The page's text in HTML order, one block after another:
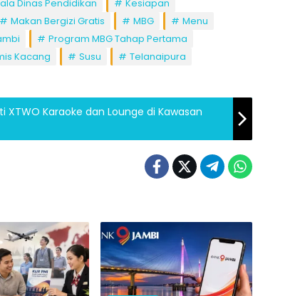
Dinas Pendidikan
Kesiapan
Makan Bergizi Gratis MBG
Menu
Program MBG Tahap Pertama
Kacang Susu
Telanaipura
XTWO Karaoke dan Lounge di Kawasan